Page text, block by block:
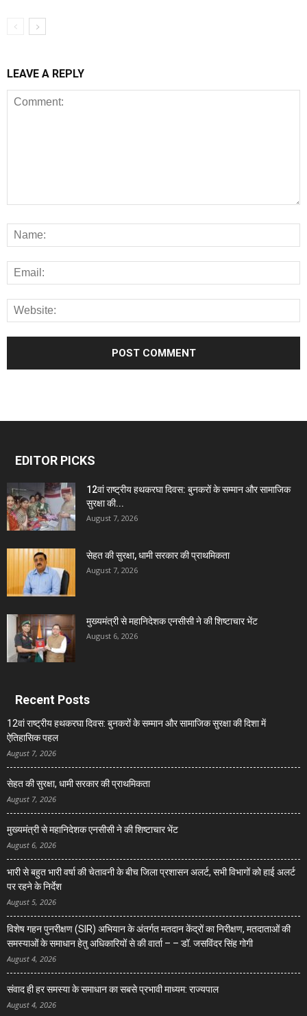
LEAVE A REPLY
EDITOR PICKS
12वां राष्ट्रीय हथकरघा दिवस: बुनकरों के सम्मान और सामाजिक
सुरक्षा की...
August 7, 2026
सेहत की सुरक्षा, धामी सरकार की प्राथमिकता
August 7, 2026
मुख्यमंत्री से महानिदेशक एनसीसी ने की शिष्टाचार भेंट
August 6, 2026
Recent Posts
12वां राष्ट्रीय हथकरघा दिवस: बुनकरों के सम्मान और सामाजिक सुरक्षा की दिशा में
ऐतिहासिक पहल
August 7, 2026
सेहत की सुरक्षा, धामी सरकार की प्राथमिकता
August 7, 2026
मुख्यमंत्री से महानिदेशक एनसीसी ने की शिष्टाचार भेंट
August 6, 2026
भारी से बहुत भारी वर्षा की चेतावनी के बीच जिला प्रशासन अलर्ट, सभी विभागों को हाई अलर्ट
पर रहने के निर्देश
August 5, 2026
विशेष गहन पुनरीक्षण (SIR) अभियान के अंतर्गत मतदान केंद्रों का निरीक्षण, मतदाताओं की
समस्याओं के समाधान हेतु अधिकारियों से की वार्ता – – डॉ. जसविंदर सिंह गोगी
August 4, 2026
संवाद ही हर समस्या के समाधान का सबसे प्रभावी माध्यम: राज्यपाल
August 4, 2026